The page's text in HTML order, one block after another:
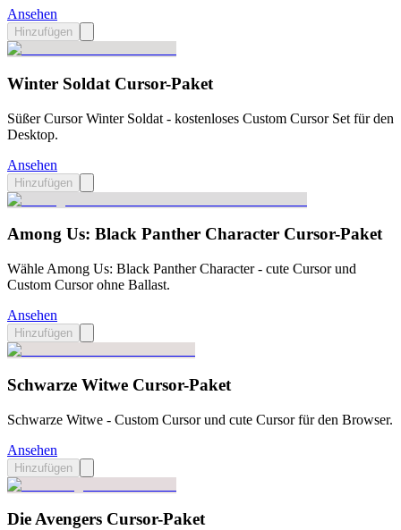
Ansehen
Hinzufügen
Winter Soldat Cursor-Paket
Süßer Cursor Winter Soldat - kostenloses Custom Cursor Set für den
Desktop.
Ansehen
Hinzufügen
Among Us: Black Panther Character Cursor-Paket
Wähle Among Us: Black Panther Character - cute Cursor und
Custom Cursor ohne Ballast.
Ansehen
Hinzufügen
Schwarze Witwe Cursor-Paket
Schwarze Witwe - Custom Cursor und cute Cursor für den Browser.
Ansehen
Hinzufügen
Die Avengers Cursor-Paket